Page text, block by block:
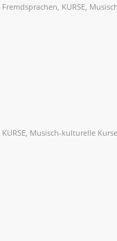
Fremdsprachen, KURSE,
KURSE, Musisch-kulturelle